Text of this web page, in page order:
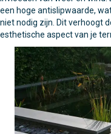
een hoge antislipwaarde,
niet nodig zijn. Dit verhoogt
esthetische aspect van je